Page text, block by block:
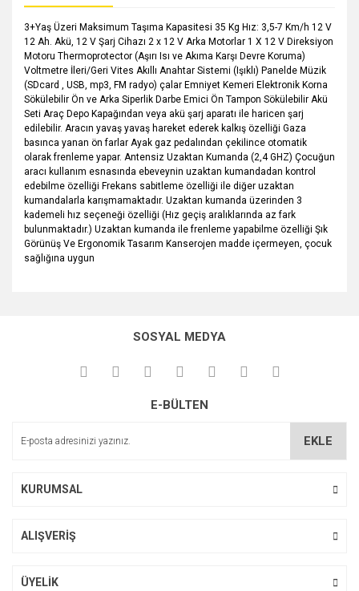
3+Yaş Üzeri Maksimum Taşıma Kapasitesi 35 Kg Hız: 3,5-7 Km/h 12 V
12 Ah. Akü, 12 V Şarj Cihazı 2 x 12 V Arka Motorlar 1 X 12 V Direksiyon
Motoru Thermoprotector (Aşırı Isı ve Akıma Karşı Devre Koruma)
Voltmetre İleri/Geri Vites Akıllı Anahtar Sistemi (Işıklı) Panelde Müzik
(SDcard , USB, mp3, FM radyo) çalar Emniyet Kemeri Elektronik Korna
Sökülebilir Ön ve Arka Siperlik Darbe Emici Ön Tampon Sökülebilir Akü
Seti Araç Depo Kapağından veya akü şarj aparatı ile haricen şarj
edilebilir. Aracın yavaş yavaş hareket ederek kalkış özelliği Gaza
basınca yanan ön farlar Ayak gaz pedalından çekilince otomatik
olarak frenleme yapar. Antensiz Uzaktan Kumanda (2,4 GHZ) Çocuğun
aracı kullanım esnasında ebeveynin uzaktan kumandadan kontrol
edebilme özelliği Frekans sabitleme özelliği ile diğer uzaktan
kumandalarla karışmamaktadır. Uzaktan kumanda üzerinden 3
kademeli hız seçeneği özelliği (Hız geçiş aralıklarında az fark
bulunmaktadır.) Uzaktan kumanda ile frenleme yapabilme özelliği Şık
Görünüş Ve Ergonomik Tasarım Kanserojen madde içermeyen, çocuk
sağlığına uygun
kullanarak tarafımıza iletebilirsiniz.
Görüş ve önerileriniz için teşekkür ederiz.
Ürün açıklamasında eksik bilgiler bulunuyor.
SOSYAL MEDYA
E-BÜLTEN
EKLE
KURUMSAL
ALIŞVERİŞ
ÜYELİK